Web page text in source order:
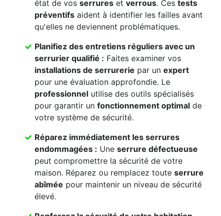
état de vos serrures et verrous. Ces tests
préventifs aident à identifier les failles avant
qu'elles ne deviennent problématiques.
Planifiez des entretiens réguliers avec un
serrurier qualifié : Faites examiner vos
installations de serrurerie par un expert
pour une évaluation approfondie. Le
professionnel utilise des outils spécialisés
pour garantir un fonctionnement optimal de
votre système de sécurité.
Réparez immédiatement les serrures
endommagées : Une serrure défectueuse
peut compromettre la sécurité de votre
maison. Réparez ou remplacez toute serrure
abîmée pour maintenir un niveau de sécurité
élevé.